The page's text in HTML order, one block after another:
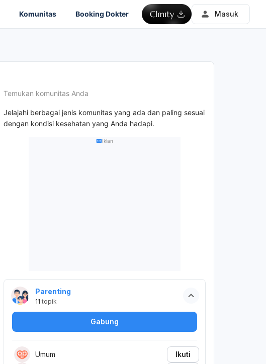
Komunitas Booking Dokter Masuk
Temukan komunitas Anda
Jelajahi berbagai jenis komunitas yang ada dan paling sesuai
dengan kondisi kesehatan yang Anda hadapi.
Iklan
Parenting
11 topik
Gabung
Umum
Ikuti